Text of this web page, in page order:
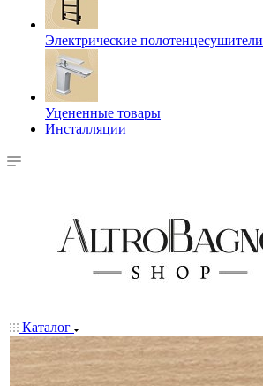
Электрические полотенцесушители
Уцененные товары
Инсталляции
Каталог